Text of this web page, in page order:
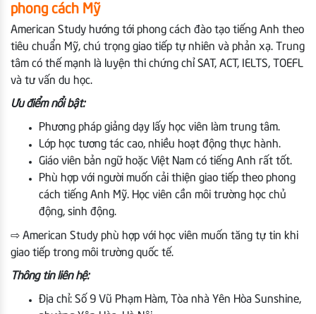
phong cách Mỹ
American Study hướng tới phong cách đào tạo tiếng Anh theo
tiêu chuẩn Mỹ, chú trọng giao tiếp tự nhiên và phản xạ. Trung
tâm có thế mạnh là luyện thi chứng chỉ SAT, ACT, IELTS, TOEFL
và tư vấn du học.
Ưu điểm nổi bật:
Phương pháp giảng dạy lấy học viên làm trung tâm.
Lớp học tương tác cao, nhiều hoạt động thực hành.
Giáo viên bản ngữ hoặc Việt Nam có tiếng Anh rất tốt.
Phù hợp với người muốn cải thiện giao tiếp theo phong
cách tiếng Anh Mỹ. Học viên cần môi trường học chủ
động, sinh động.
⇨ American Study phù hợp với học viên muốn tăng tự tin khi
giao tiếp trong môi trường quốc tế.
Thông tin liên hệ:
Địa chỉ: Số 9 Vũ Phạm Hàm, Tòa nhà Yên Hòa Sunshine,